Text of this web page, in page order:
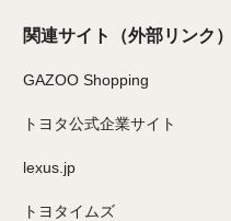
関連サイト （外部リンク）
GAZOO Shopping
トヨタ公式企業サイト
lexus.jp
トヨタイムズ